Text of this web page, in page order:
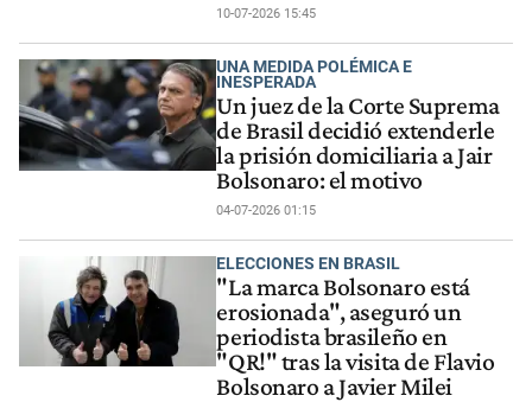
10-07-2026 15:45
UNA MEDIDA POLÉMICA E
INESPERADA
Un juez de la Corte Suprema
de Brasil decidió extenderle
la prisión domiciliaria a Jair
Bolsonaro: el motivo
04-07-2026 01:15
ELECCIONES EN BRASIL
"La marca Bolsonaro está
erosionada", aseguró un
periodista brasileño en
"QR!" tras la visita de Flavio
Bolsonaro a Javier Milei